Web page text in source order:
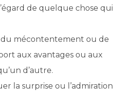
de quelque chose qui
mécontentement ou de
aux avantages ou aux
d’autre.
la surprise ou l’admiration